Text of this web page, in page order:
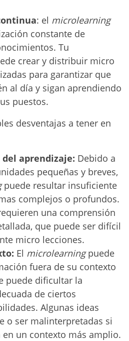
: el microlearning
constante de
Tu
crear y distribuir micro
para garantizar que
al día y sigan aprendiendo
puestos.
desventajas a tener en
aprendizaje: Debido a
pequeñas y breves,
puede resultar insuficiente
complejos o profundos.
una comprensión
que puede ser difícil
micro lecciones.
El microlearningpuede
fuera de su contexto
puede dificultar la
de ciertos
Algunas ideas
o ser malinterpretadas si
en un contexto más amplio.